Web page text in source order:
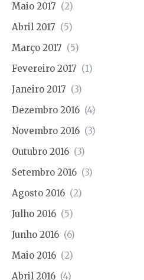
Maio 2017 (2)
Abril 2017 (5)
Março 2017 (5)
Fevereiro 2017 (1)
Janeiro 2017 (3)
Dezembro 2016 (4)
Novembro 2016 (3)
Outubro 2016 (3)
Setembro 2016 (3)
Agosto 2016 (2)
Julho 2016 (5)
Junho 2016 (6)
Maio 2016 (2)
Abril 2016 (4)